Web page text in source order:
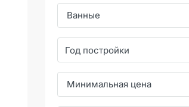
Ванные
Минимальная цена